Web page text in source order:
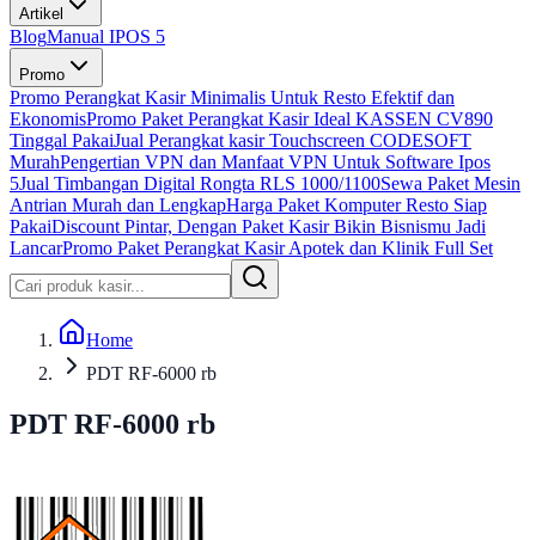
Artikel
BlogManual IPOS 5
Promo
Promo Perangkat Kasir Minimalis Untuk Resto Efektif dan
EkonomisPromo Paket Perangkat Kasir Ideal KASSEN CV890
Tinggal PakaiJual Perangkat kasir Touchscreen CODESOFT
MurahPengertian VPN dan Manfaat VPN Untuk Software Ipos
5Jual Timbangan Digital Rongta RLS 1000/1100Sewa Paket Mesin
Antrian Murah dan LengkapHarga Paket Komputer Resto Siap
PakaiDiscount Pintar, Dengan Paket Kasir Bikin Bisnismu Jadi
LancarPromo Paket Perangkat Kasir Apotek dan Klinik Full Set
Home
PDT RF-6000 rb
PDT RF-6000 rb